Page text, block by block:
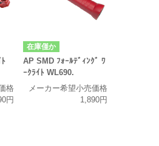
格
円
在庫僅か
AP SMD ﾌｫｰﾙﾃﾞｨﾝｸﾞ ﾜ
ｰｸﾗｲﾄ WL690.
メーカー希望小売価格
1,890円